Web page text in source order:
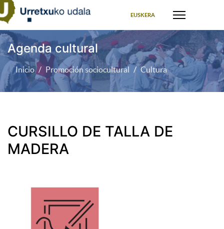
EUSKERA
Agenda cultural
Inicio Promoción sociocultural Cultura
CURSILLO DE TALLA DE
MADERA